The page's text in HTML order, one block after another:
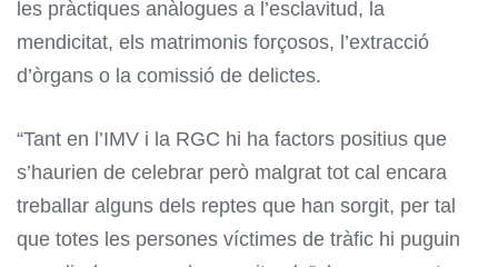
les pràctiques anàlogues a l’esclavitud, la
mendicitat, els matrimonis forçosos, l’extracció
d’òrgans o la comissió de delictes.
“Tant en l’IMV i la RGC hi ha factors positius que
s’haurien de celebrar però malgrat tot cal encara
treballar alguns dels reptes que han sorgit, per tal
que totes les persones víctimes de tràfic hi puguin